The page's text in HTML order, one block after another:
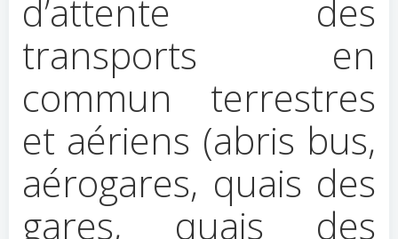
d’attente des
transports en
commun terrestres
et aériens (abris bus,
aérogares, quais des
gares, quais des